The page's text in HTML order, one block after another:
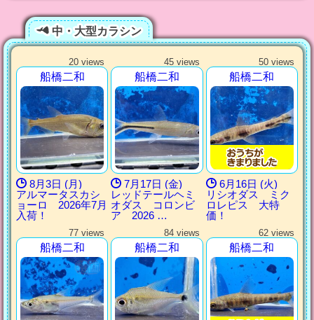
中・大型カラシン
20 views
船橋二和
8月3日 (月)
アルマータスカシ
ョーロ 2026年7月
入荷！
45 views
船橋二和
7月17日 (金)
レッドテールヘミ
オダス コロンビ
ア 2026 …
50 views
船橋二和
6月16日 (火)
リシオダス ミク
ロレピス 大特
価！
77 views
船橋二和
84 views
船橋二和
62 views
船橋二和